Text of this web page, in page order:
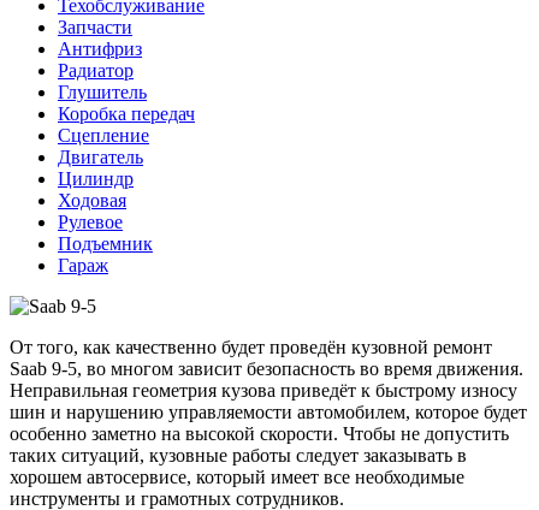
Техобслуживание
Запчасти
Антифриз
Радиатор
Глушитель
Коробка передач
Сцепление
Двигатель
Цилиндр
Ходовая
Рулевое
Подъемник
Гараж
От того, как качественно будет проведён кузовной ремонт
Saab 9-5, во многом зависит безопасность во время движения.
Неправильная геометрия кузова приведёт к быстрому износу
шин и нарушению управляемости автомобилем, которое будет
особенно заметно на высокой скорости. Чтобы не допустить
таких ситуаций, кузовные работы следует заказывать в
хорошем автосервисе, который имеет все необходимые
инструменты и грамотных сотрудников.